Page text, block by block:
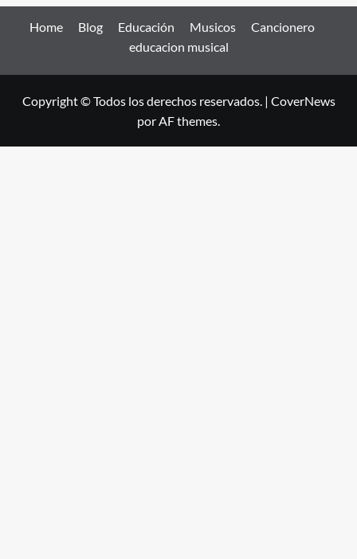
Home Blog Educación Musicos
Cancionero
educacion musical
Copyright © Todos los derechos reservados. | CoverNews
por AF themes.